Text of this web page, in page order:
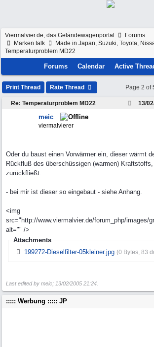
Viermalvier.de, das Geländewagenportal
Forums
Marken talk
Made in Japan, Suzuki, Toyota,
Temperaturproblem MD22
Forums Calendar Active
Print Thread Rate Thread Page 2 of
Re: Temperaturproblem MD22 13/
meic
viermalvierer
Oder du baust einen Vorwärmer ein, dieser wärmt
Rückfluß des überschüssigen (warmen)
zurückfließt.
- bei mir ist dieser so eingebaut - siehe Anhang.
<img
src="http://www.viermalvier.de/forum_php/images/
alt="" />
Attachments
199272-Dieselfilter-05kleiner.jpg (0 Bytes, 83
Last edited by meic; 13/02/2005 21:24
::::: Werbung ::::: JP